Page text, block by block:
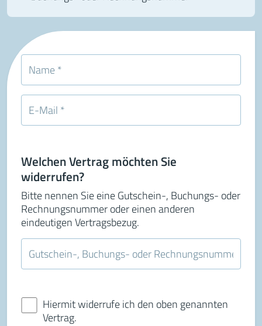
Welchen Vertrag möchten Sie
widerrufen?
Bitte nennen Sie eine Gutschein-, Buchungs- oder
Rechnungsnummer oder einen anderen
eindeutigen Vertragsbezug.
Hiermit widerrufe ich den oben genannten
Vertrag.